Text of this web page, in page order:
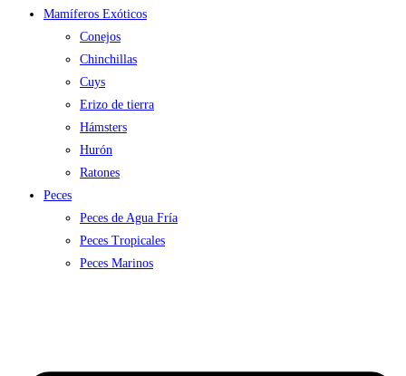
Mamíferos Exóticos
Conejos
Chinchillas
Cuys
Erizo de tierra
Hámsters
Hurón
Ratones
Peces
Peces de Agua Fría
Peces Tropicales
Peces Marinos